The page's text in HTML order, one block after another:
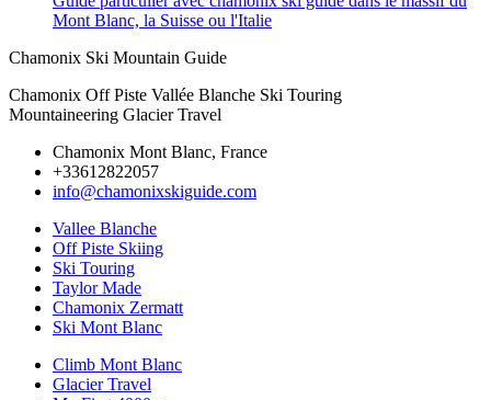
Mont Blanc, la Suisse ou l'Italie
Chamonix Ski Mountain Guide
Chamonix Off Piste Vallée Blanche Ski Touring
Mountaineering Glacier Travel
Chamonix Mont Blanc, France
+33612822057
info@chamonixskiguide.com
Vallee Blanche
Off Piste Skiing
Ski Touring
Taylor Made
Chamonix Zermatt
Ski Mont Blanc
Climb Mont Blanc
Glacier Travel